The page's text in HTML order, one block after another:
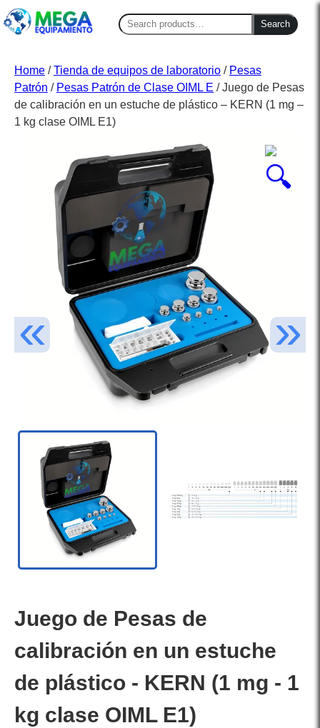
Search
for:
Search
Home /Tienda de equipos de laboratorio / Pesas
Patrón / Pesas Patrón de Clase OIML E / Juego de Pesas
de calibración en un estuche de plástico – KERN (1 mg –
1 kg clase OIML E1)
Juego de Pesas de
calibración en un estuche
de plástico - KERN (1 mg - 1
kg clase OIML E1)